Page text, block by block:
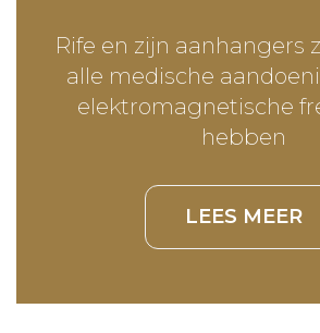
Rife en zijn aanhangers
alle medische
elektromagnetische
hebben
LEES MEER